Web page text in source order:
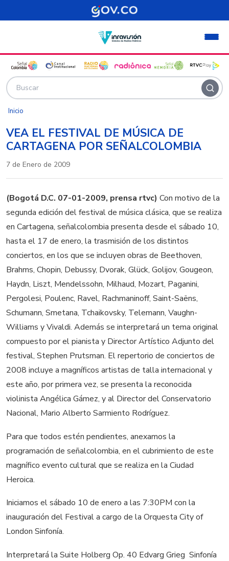
Pasar al contenido principal
Inicio
VEA EL FESTIVAL DE MÚSICA DE
CARTAGENA POR SEÑALCOLOMBIA
7 de Enero de 2009
(Bogotá D.C. 07-01-2009, prensa rtvc) Con motivo de la
segunda edición del festival de música clásica, que se realiza
en Cartagena, señalcolombia presenta desde el sábado 10,
hasta el 17 de enero, la trasmisión de los distintos
conciertos, en los que se incluyen obras de Beethoven,
Brahms, Chopin, Debussy, Dvorak, Glück, Golijov, Gougeon,
Haydn, Liszt, Mendelssohn, Milhaud, Mozart, Paganini,
Pergolesi, Poulenc, Ravel, Rachmaninoff, Saint-Saëns,
Schumann, Smetana, Tchaikovsky, Telemann, Vaughn-
Williams y Vivaldi. Además se interpretará un tema original
compuesto por el pianista y Director Artístico Adjunto del
festival, Stephen Prutsman. El repertorio de conciertos de
2008 incluye a magníficos artistas de talla internacional y
este año, por primera vez, se presenta la reconocida
violinista Angélica Gámez, y al Director del Conservatorio
Nacional, Mario Alberto Sarmiento Rodríguez.
Para que todos estén pendientes, anexamos la
programación de señalcolombia, en el cubrimiento de este
magnífico evento cultural que se realiza en la Ciudad
Heroica.
Iniciamos el sábado 10 de enero a las 7:30PM con la
inauguración del Festival a cargo de la Orquesta City of
London Sinfonía.
Interpretará la Suite Holberg Op. 40 Edvarg Grieg  Sinfonía